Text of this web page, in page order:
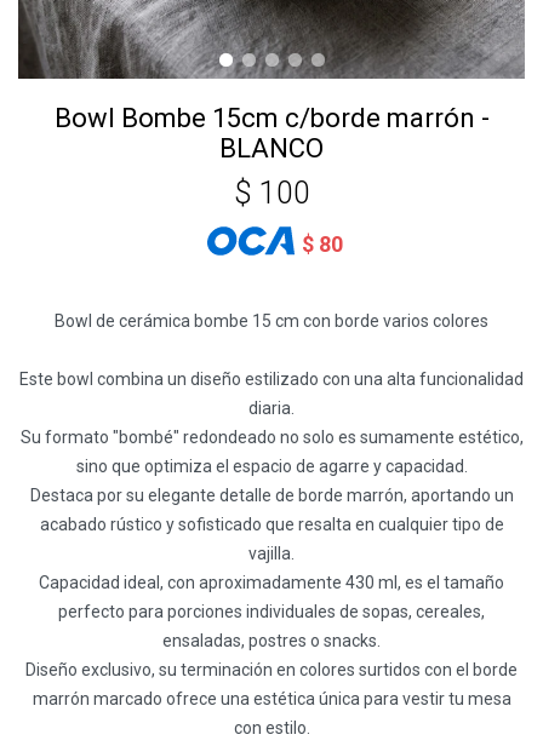
Bowl Bombe 15cm c/borde marrón -
BLANCO
$ 100
$ 80
Bowl de cerámica bombe 15 cm con borde varios colores
Este bowl combina un diseño estilizado con una alta funcionalidad
diaria.
Su formato "bombé" redondeado no solo es sumamente estético,
sino que optimiza el espacio de agarre y capacidad.
Destaca por su elegante detalle de borde marrón, aportando un
acabado rústico y sofisticado que resalta en cualquier tipo de
vajilla.
Capacidad ideal, con aproximadamente 430 ml, es el tamaño
perfecto para porciones individuales de sopas, cereales,
ensaladas, postres o snacks.
Diseño exclusivo, su terminación en colores surtidos con el borde
marrón marcado ofrece una estética única para vestir tu mesa
con estilo.